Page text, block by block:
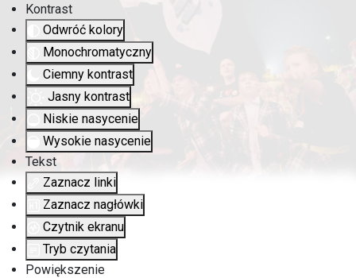
Kontrast
Odwróć kolory
Monochromatyczny
Ciemny kontrast
Jasny kontrast
Niskie nasycenie
Wysokie nasycenie
Tekst
Zaznacz linki
Zaznacz nagłówki
Czytnik ekranu
Tryb czytania
Powiększenie